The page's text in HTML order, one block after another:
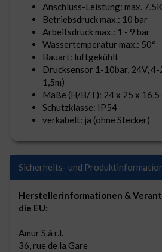
Anschluss-Leistung: max.
Betriebsdruck max.: 10 bar
Arbeitsdruck max.: 1 - 9 bar
Wassertemperatur max.: 50°
Bauart: luftgekühlt
Drucksensor 1-10bar, 24V,
1,5m)
Maße (H/B/T): 24 x 25 x 16,5
Schutzklasse: IP54
verkabelt: ja (ohne Stecker)
Sicherheits- und
Herstellerinformationen &
die EU:
Amur S.à r.l.
36, rue de la Gare